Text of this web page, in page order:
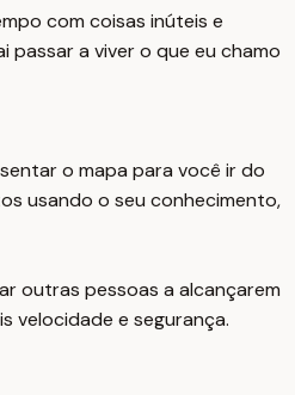
com coisas inúteis e
passar a viver o que eu chamo
o mapa para você ir do
usando o seu conhecimento,
outras pessoas a alcançarem
velocidade e segurança.